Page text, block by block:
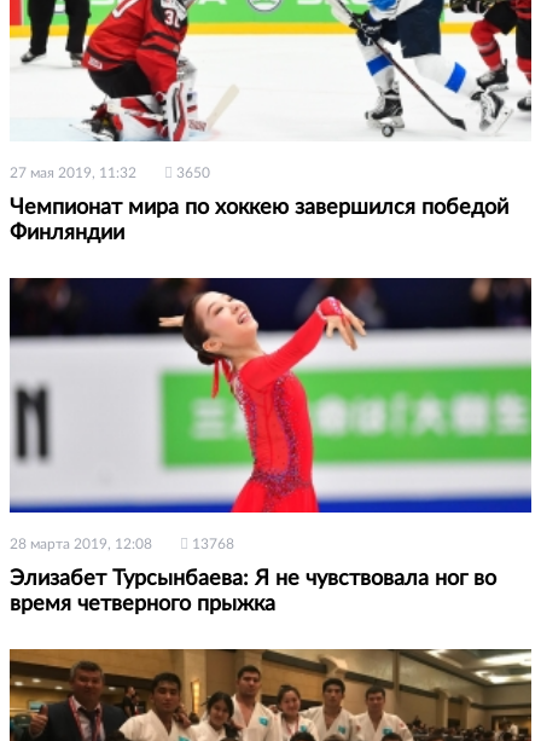
27 мая 2019, 11:32 3650
Чемпионат мира по хоккею завершился победой
Финляндии
28 марта 2019, 12:08 13768
Элизабет Турсынбаева: Я не чувствовала ног во
время четверного прыжка